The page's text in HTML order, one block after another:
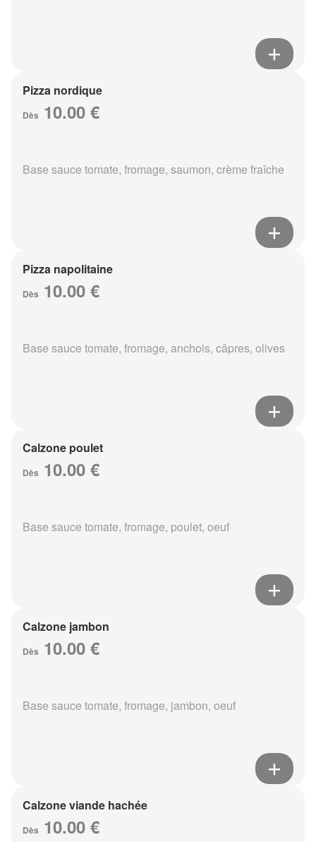
Pizza nordique
Dès 10.00 €
Base sauce tomate, fromage, saumon, crème fraîche
Pizza napolitaine
Dès 10.00 €
Base sauce tomate, fromage, anchois, câpres, olives
Calzone poulet
Dès 10.00 €
Base sauce tomate, fromage, poulet, oeuf
Calzone jambon
Dès 10.00 €
Base sauce tomate, fromage, jambon, oeuf
Calzone viande hachée
Dès 10.00 €